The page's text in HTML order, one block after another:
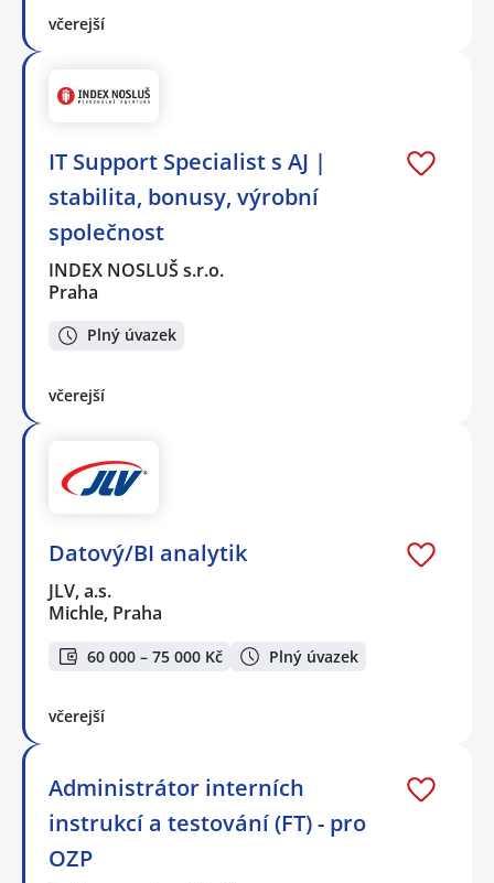
včerejší
IT Support Specialist s AJ |
stabilita, bonusy, výrobní
společnost
INDEX NOSLUŠ s.r.o.
Praha
Plný úvazek
včerejší
Datový/BI analytik
JLV, a.s.
Michle, Praha
60 000 – 75 000 Kč Plný úvazek
včerejší
Administrátor interních
instrukcí a testování (FT) - pro
OZP